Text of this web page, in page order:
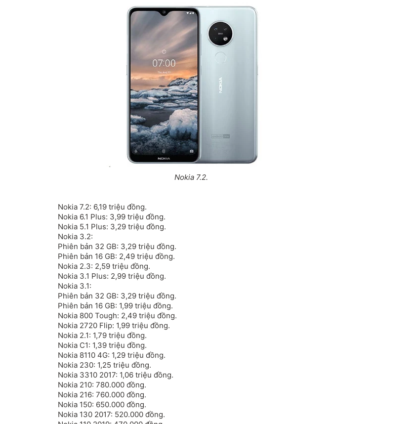
Nokia 7.2.
Nokia 7.2: 6,19 triệu đồng.
Nokia 6.1 Plus: 3,99 triệu đồng.
Nokia 5.1 Plus: 3,29 triệu đồng.
Nokia 3.2:
Phiên bản 32 GB: 3,29 triệu đồng.
Phiên bản 16 GB: 2,49 triệu đồng.
Nokia 2.3: 2,59 triệu đồng.
Nokia 3.1 Plus: 2,99 triệu đồng.
Nokia 3.1:
Phiên bản 32 GB: 3,29 triệu đồng.
Phiên bản 16 GB: 1,99 triệu đồng.
Nokia 800 Tough: 2,49 triệu đồng.
Nokia 2720 Flip: 1,99 triệu đồng.
Nokia 2.1: 1,79 triệu đồng.
Nokia C1: 1,39 triệu đồng.
Nokia 8110 4G: 1,29 triệu đồng.
Nokia 230: 1,25 triệu đồng.
Nokia 3310 2017: 1,06 triệu đồng.
Nokia 210: 780.000 đồng.
Nokia 216: 760.000 đồng.
Nokia 150: 650.000 đồng.
Nokia 130 2017: 520.000 đồng.